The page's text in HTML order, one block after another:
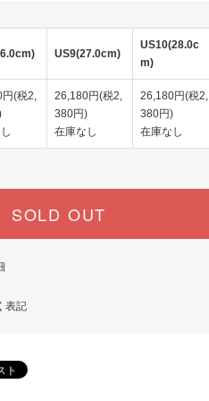
US9(27.0cm)
US10(28.0c
m)
(税2,
26,180円(税2,
380円)
在庫なし
26,180円(税2,
380円)
在庫なし
SOLD OUT
表記